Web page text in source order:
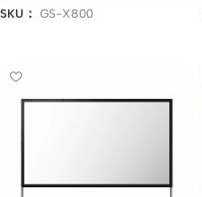
SKU： GS-X800